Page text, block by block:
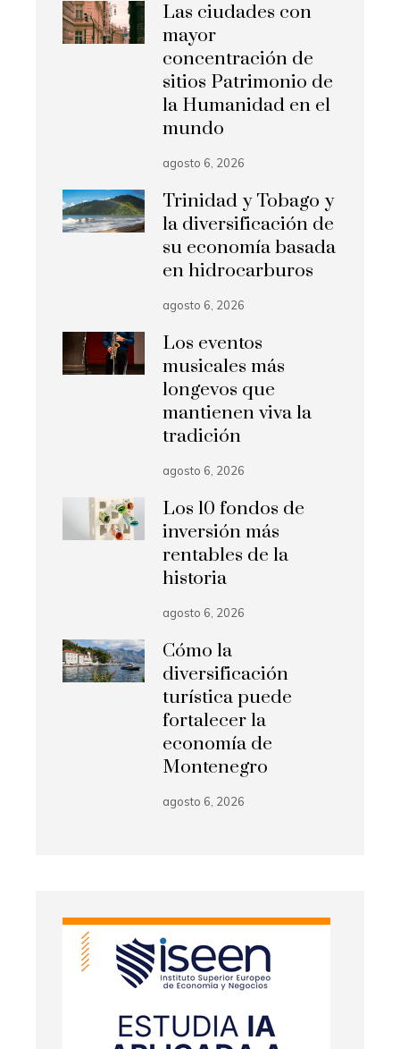
Las ciudades con
mayor
concentración de
sitios Patrimonio de
la Humanidad en el
mundo
agosto 6, 2026
Trinidad y Tobago y
la diversificación de
su economía basada
en hidrocarburos
agosto 6, 2026
Los eventos
musicales más
longevos que
mantienen viva la
tradición
agosto 6, 2026
Los 10 fondos de
inversión más
rentables de la
historia
agosto 6, 2026
Cómo la
diversificación
turística puede
fortalecer la
economía de
Montenegro
agosto 6, 2026